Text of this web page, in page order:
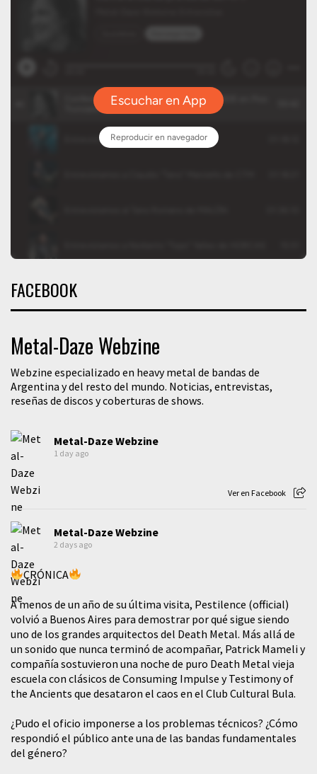
FACEBOOK
Metal-Daze Webzine
Webzine especializado en heavy metal de bandas de
Argentina y del resto del mundo. Noticias, entrevistas,
reseñas de discos y coberturas de shows.
Metal-Daze Webzine
1 day ago
Ver en Facebook
Metal-Daze Webzine
2 days ago
CRÓNICA
A menos de un año de su última visita, Pestilence (official)
volvió a Buenos Aires para demostrar por qué sigue siendo
uno de los grandes arquitectos del Death Metal. Más allá de
un sonido que nunca terminó de acompañar, Patrick Mameli y
compañía sostuvieron una noche de puro Death Metal vieja
escuela con clásicos de Consuming Impulse y Testimony of
the Ancients que desataron el caos en el Club Cultural Bula.
¿Pudo el oficio imponerse a los problemas técnicos? ¿Cómo
respondió el público ante una de las bandas fundamentales
del género?